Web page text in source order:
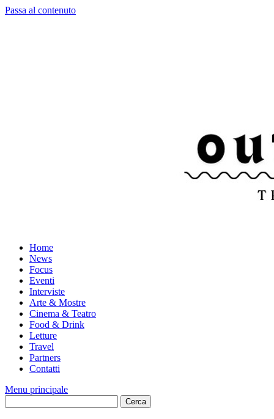
Passa al contenuto
Home
News
Focus
Eventi
Interviste
Arte & Mostre
Cinema & Teatro
Food & Drink
Letture
Travel
Partners
Contatti
Menu principale